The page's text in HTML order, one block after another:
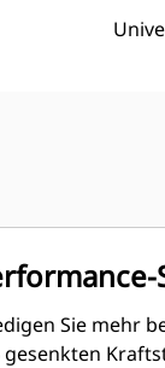
Sie mehr
gesenkten